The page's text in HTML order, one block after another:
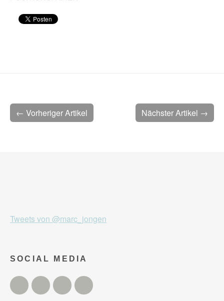
Nächster Artikel →
← Vorheriger Artikel
Tweets von @marc_jongen
SOCIAL MEDIA
Twitter FacebookInstagram